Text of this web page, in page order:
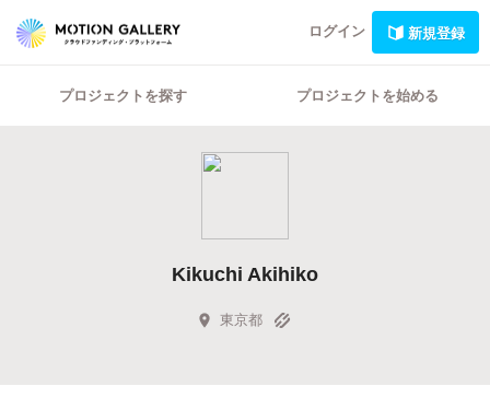
ログイン 新規登録
プロジェクトを探す プロジェクトを始める
Kikuchi Akihiko
東京都